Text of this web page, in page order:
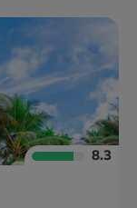
8.3